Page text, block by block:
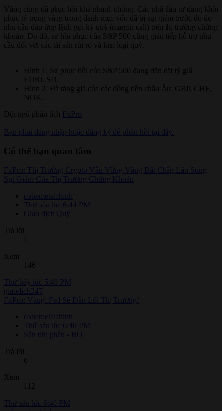
Vàng cũng đã phục hồi khá nhanh chóng. Các nhà đầu tư đang khôi
phục tỷ trọng vàng trong danh mục vốn đã bị sụt giảm trước đó do
nhu cầu đáp ứng lệnh gọi ký quỹ (margin call) trên thị trường chứng
khoán. Do đó, sự hồi phục của S&P 500 cũng gián tiếp hỗ trợ nhu
cầu đối với các tài sản rủi ro và kim loại quý.
Hình 1: Sự phục hồi của S&P 500 đang dẫn dắt tỷ giá
EURUSD.
Hình 2: Đà tăng giá của các đồng tiền châu Âu: GBP, CHF,
NOK.
Đội ngũ phân tích
FxPro
Bạn phải đăng nhập hoặc đăng ký để phản hồi tại đây.
Có thể bạn quan tâm
FxPro: Thị Trường Crypto Vẫn Vững Vàng Bất Chấp Làn Sóng
Sụt Giảm Của Thị Trường Chứng Khoán
cobemetaichinh
Thứ sáu lúc 6:44 PM
Giao dịch Quỹ
Trả lời
Xem
146
Thứ bảy lúc 5:40 PM
giaodich247
FxPro: Vàng: Fed Sẽ Dẫn Lối Thị Trường!
cobemetaichinh
Thứ sáu lúc 6:40 PM
Sàn nhị phân - BO
Trả lời
0
Xem
Thứ sáu lúc 6:40 PM